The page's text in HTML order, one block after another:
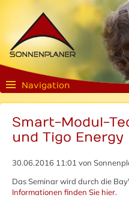
Navigation
Smart-Modul-
und Tigo Energy
30.06.2016 11:01 von
Das Seminar wird durch die
Informationen finden Sie hier.